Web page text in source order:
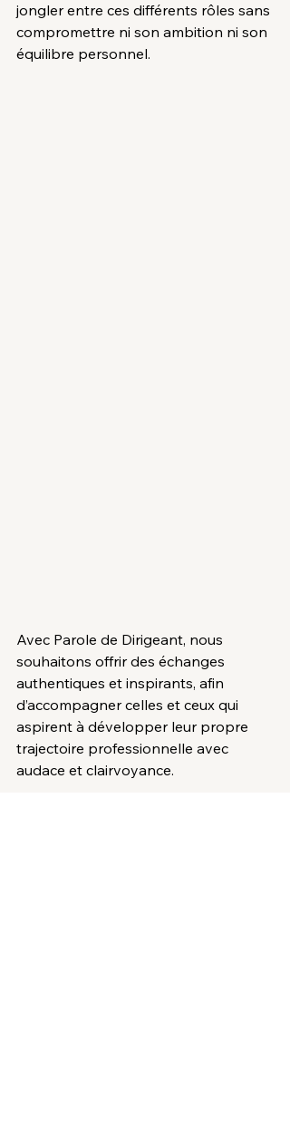
jongler entre ces différents rôles sans
compromettre ni son ambition ni son
équilibre personnel.
Avec Parole de Dirigeant, nous
souhaitons offrir des échanges
authentiques et inspirants, afin
d’accompagner celles et ceux qui
aspirent à développer leur propre
trajectoire professionnelle avec
audace et clairvoyance.